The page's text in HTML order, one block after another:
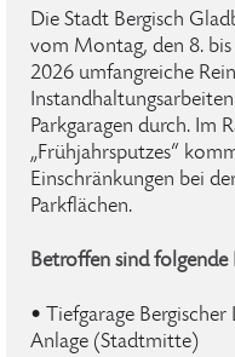
Die Stadt Bergisch
vom Montag, den 8.
2026 umfangreiche
Parkgaragen durch. Im
„Frühjahrsputzes“
Einschränkungen bei
Parkflächen.
Betroffen sind folgende
• Tiefgarage
Anlage (Stadtmitte)